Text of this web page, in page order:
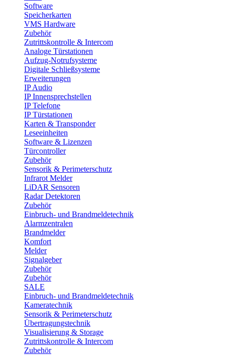
Software
Speicherkarten
VMS Hardware
Zubehör
Zutrittskontrolle & Intercom
Analoge Türstationen
Aufzug-Notrufsysteme
Digitale Schließsysteme
Erweiterungen
IP Audio
IP Innensprechstellen
IP Telefone
IP Türstationen
Karten & Transponder
Leseeinheiten
Software & Lizenzen
Türcontroller
Zubehör
Sensorik & Perimeterschutz
Infrarot Melder
LiDAR Sensoren
Radar Detektoren
Zubehör
Einbruch- und Brandmeldetechnik
Alarmzentralen
Brandmelder
Komfort
Melder
Signalgeber
Zubehör
Zubehör
SALE
Einbruch- und Brandmeldetechnik
Kameratechnik
Sensorik & Perimeterschutz
Übertragungstechnik
Visualisierung & Storage
Zutrittskontrolle & Intercom
Zubehör